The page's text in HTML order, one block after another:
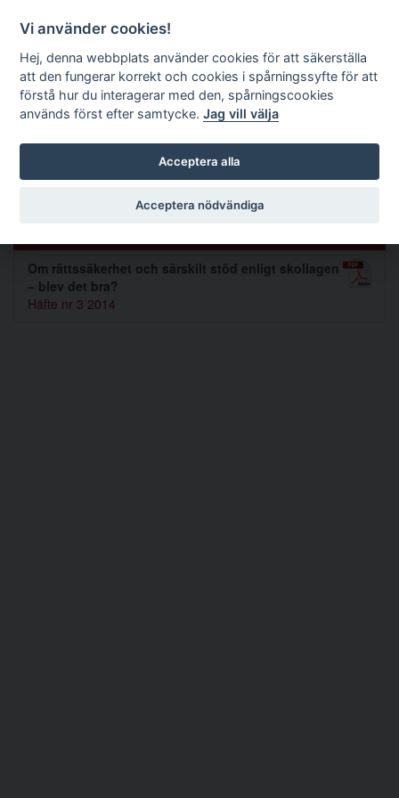
Förvaltningsrättslig tidskrift
Sök
Nina Nilsson
Om rättssäkerhet och särskilt stöd enligt skollagen
– blev det bra?
Häfte nr 3 2014
Vi använder cookies!
Hej, denna webbplats använder cookies för att säkerställa
att den fungerar korrekt och cookies i spårningssyfte för att
förstå hur du interagerar med den, spårningscookies
används först efter samtycke.Jag vill välja
Acceptera alla
Acceptera nödvändiga